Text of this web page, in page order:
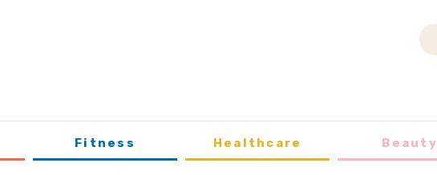
Fitness Healthcare Beauty